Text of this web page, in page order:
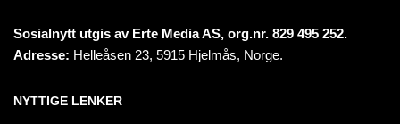
Sosialnytt utgis av Erte Media AS, org.nr. 829 495 252.
Adresse: Helleåsen 23, 5915 Hjelmås, Norge.
NYTTIGE LENKER